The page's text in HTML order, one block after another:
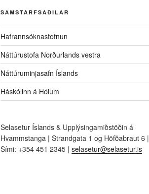
SAMSTARFSAÐILAR
Hafrannsóknastofnun
Náttúrustofa Norðurlands vestra
Náttúruminjasafn Íslands
Háskólinn á Hólum
Selasetur Íslands & Upplýsingamiðstöðin á
Hvammstanga | Strandgata 1 og Höfðabraut 6 |
Sími: +354 451 2345 | selasetur@selasetur.is